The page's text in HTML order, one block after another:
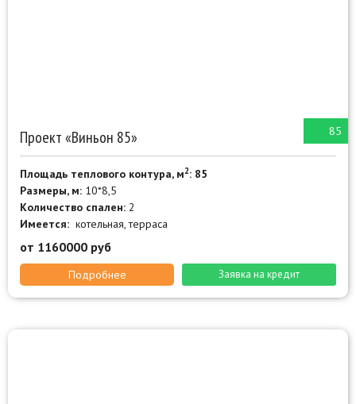
Проект «Виньон 85» 85
Площадь теплового контура, м2: 85
Размеры, м: 10*8,5
Количество спален: 2
Имеется: котельная, терраса
от 1160000 руб
Подробнее Заявка на кредит